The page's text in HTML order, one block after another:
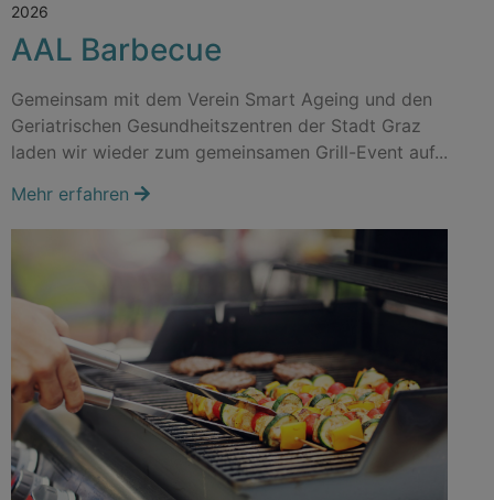
2026
AAL Barbecue
Gemeinsam mit dem Verein Smart Ageing und den
Geriatrischen Gesundheitszentren der Stadt Graz
laden wir wieder zum gemeinsamen Grill-Event auf...
Mehr erfahren